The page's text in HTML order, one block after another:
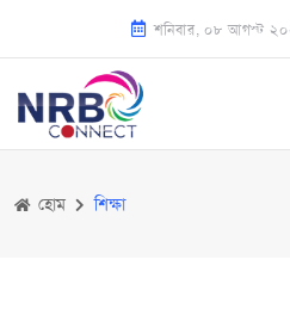
শনিবার, ০৮ আগস্ট
হোম শিক্ষা